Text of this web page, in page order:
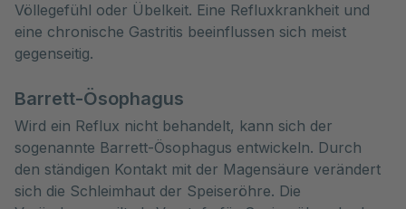
Völlegefühl oder Übelkeit. Eine Refluxkrankheit und
eine chronische Gastritis beeinflussen sich meist
gegenseitig.
Barrett-Ösophagus
Wird ein Reflux nicht behandelt, kann sich der
sogenannte Barrett-Ösophagus entwickeln. Durch
den ständigen Kontakt mit der Magensäure verändert
sich die Schleimhaut der Speiseröhre. Die